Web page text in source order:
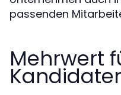
passenden
Mehrwert